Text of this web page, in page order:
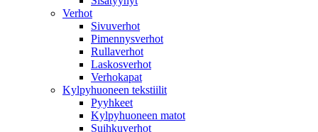
Verhot
Sivuverhot
Pimennysverhot
Rullaverhot
Laskosverhot
Verhokapat
Kylpyhuoneen tekstiilit
Pyyhkeet
Kylpyhuoneen matot
Suihkuverhot